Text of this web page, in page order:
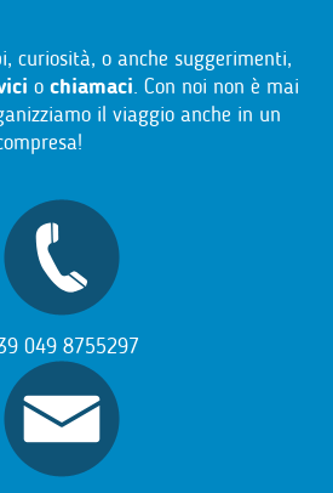
curiosità, o anche suggerimenti,
o chiamaci. Con noi non è mai
il viaggio anche in un
049 8755297